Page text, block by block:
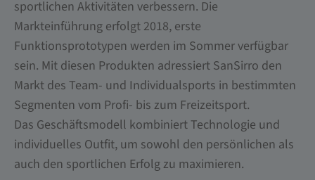
sportlichen Aktivitäten verbessern. Die
Markteinführung erfolgt 2018, erste
Funktionsprototypen werden im Sommer verfügbar
sein. Mit diesen Produkten adressiert SanSirro den
Markt des Team- und Individualsports in bestimmten
Segmenten vom Profi- bis zum Freizeitsport.
Das Geschäftsmodell kombiniert Technologie und
individuelles Outfit, um sowohl den persönlichen als
auch den sportlichen Erfolg zu maximieren.